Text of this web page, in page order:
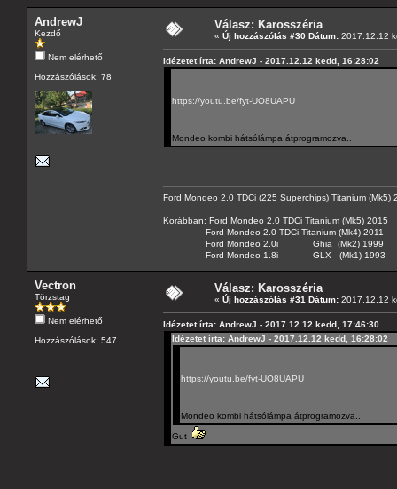
AndrewJ
Kezdő
Nem elérhető
Hozzászólások: 78
Válasz: Karosszéria
« Új hozzászólás #30 Dátum: 2017.12.12
Idézetet írta: AndrewJ - 2017.12.12 kedd, 16:28:02
https://youtu.be/fyt-UO8UAPU
Mondeo kombi hátsólámpa átprogramozva..
Ford Mondeo 2.0 TDCi (225 Superchips) Titanium (Mk5)
Korábban: Ford Mondeo 2.0 TDCi Titanium (Mk5) 2015
Ford Mondeo 2.0 TDCi Titanium (Mk4) 2011
Ford Mondeo 2.0i Ghia (Mk2) 1999
Ford Mondeo 1.8i GLX (Mk1) 1993
Vectron
Törzstag
Nem elérhető
Hozzászólások: 547
Válasz: Karosszéria
« Új hozzászólás #31 Dátum: 2017.12.12
Idézetet írta: AndrewJ - 2017.12.12 kedd, 17:46:30
Idézetet írta: AndrewJ - 2017.12.12 kedd, 16:28:02
https://youtu.be/fyt-UO8UAPU
Mondeo kombi hátsólámpa átprogramozva..
Gut